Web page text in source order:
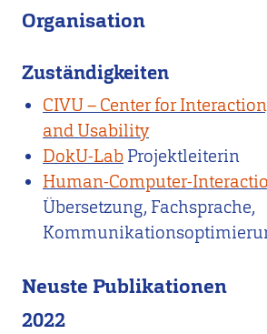
Organisation
Zuständigkeiten
CIVU – Center for
and Usability
DokU-Lab Projektleiterin
Human-Computer-
Übersetzung, Fachsprache,
Neuste Publikationen
2022